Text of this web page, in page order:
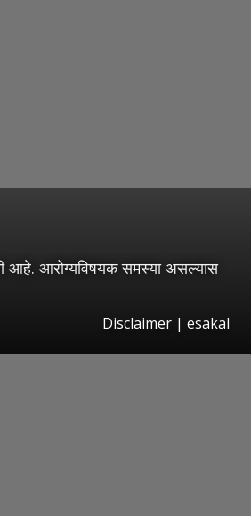
आहे. आरोग्यविषयक समस्या असल्यास
Disclaimer | esakal